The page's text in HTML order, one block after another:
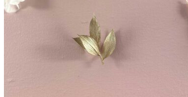
Les fleurs séchées françaises